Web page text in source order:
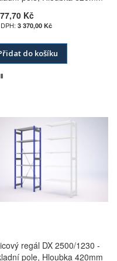
Kč
3 370,00 Kč
do košíku
POROVNÁNÍ
regál DX 2500/1230 -
pole, Hloubka 420mm